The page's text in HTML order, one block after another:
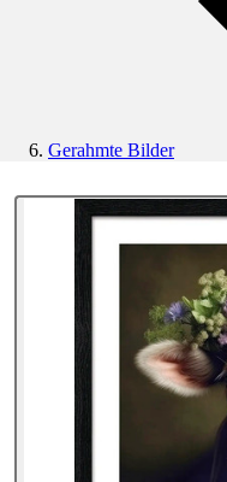
Gerahmte Bilder